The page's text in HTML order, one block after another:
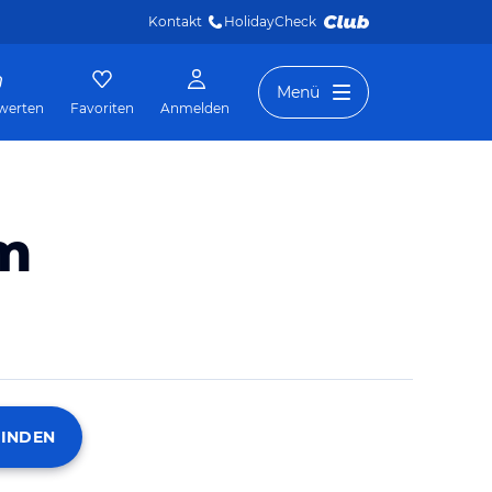
Kontakt HolidayCheck
Favoriten Anmelden
Menü